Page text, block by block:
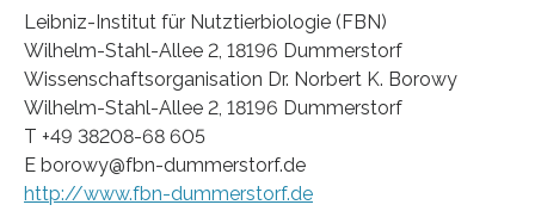
Leibniz-Institut für Nutztierbiologie (FBN)
Wilhelm-Stahl-Allee 2, 18196 Dummerstorf
Wissenschaftsorganisation Dr. Norbert K. Borowy
Wilhelm-Stahl-Allee 2, 18196 Dummerstorf
T +49 38208-68 605
E borowy@fbn-dummerstorf.de
http://www.fbn-dummerstorf.de